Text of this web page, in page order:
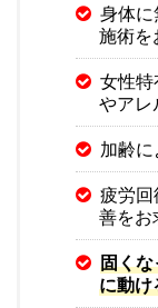
身体
施術を
女性特
やアレ
加齢に
疲労
善をお
固く
に動け